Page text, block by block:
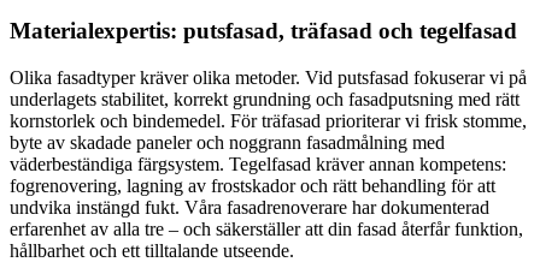
Materialexpertis: putsfasad, träfasad och tegelfasad
Olika fasadtyper kräver olika metoder. Vid putsfasad fokuserar vi på
underlagets stabilitet, korrekt grundning och fasadputsning med rätt
kornstorlek och bindemedel. För träfasad prioriterar vi frisk stomme,
byte av skadade paneler och noggrann fasadmålning med
väderbeständiga färgsystem. Tegelfasad kräver annan kompetens:
fogrenovering, lagning av frostskador och rätt behandling för att
undvika instängd fukt. Våra fasadrenoverare har dokumenterad
erfarenhet av alla tre – och säkerställer att din fasad återfår funktion,
hållbarhet och ett tilltalande utseende.